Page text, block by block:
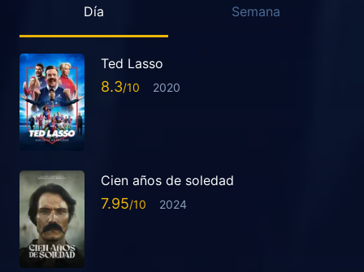
Día Semana
Ted Lasso
8.3 2020
Cien años de soledad
7.95 2024